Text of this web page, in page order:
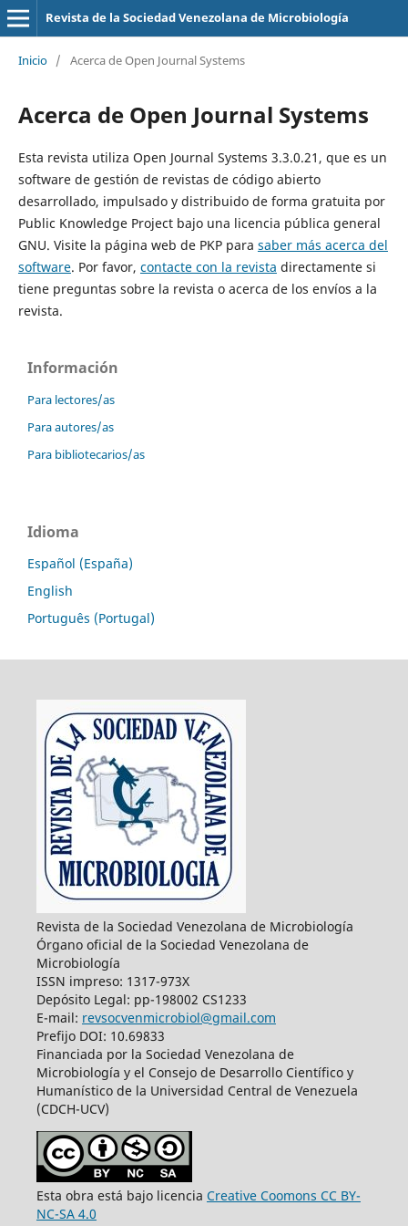
Revista de la Sociedad Venezolana de Microbiología
Inicio / Acerca de Open Journal Systems
Acerca de Open Journal Systems
Esta revista utiliza Open Journal Systems 3.3.0.21, que es un
software de gestión de revistas de código abierto
desarrollado, impulsado y distribuido de forma gratuita por
Public Knowledge Project bajo una licencia pública general
GNU. Visite la página web de PKP para saber más acerca del
software. Por favor, contacte con la revista directamente si
tiene preguntas sobre la revista o acerca de los envíos a la
revista.
Información
Para lectores/as
Para autores/as
Para bibliotecarios/as
Idioma
Español (España)
English
Português (Portugal)
Revista de la Sociedad Venezolana de Microbiología
Órgano oficial de la Sociedad Venezolana de
Microbiología
ISSN impreso: 1317-973X
Depósito Legal: pp-198002 CS1233
E-mail: revsocvenmicrobiol@gmail.com
Prefijo DOI: 10.69833
Financiada por la Sociedad Venezolana de
Microbiología y el Consejo de Desarrollo Científico y
Humanístico de la Universidad Central de Venezuela
(CDCH-UCV)
Esta obra está bajo licencia Creative Coomons CC BY-
NC-SA 4.0